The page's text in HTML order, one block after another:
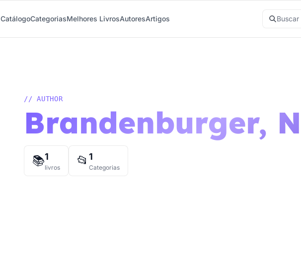
CatálogoCategoriasMelhores LivrosAutoresArtigos
// AUTHOR
Brandenburger,
📚1
livros 📂 1
Categorias